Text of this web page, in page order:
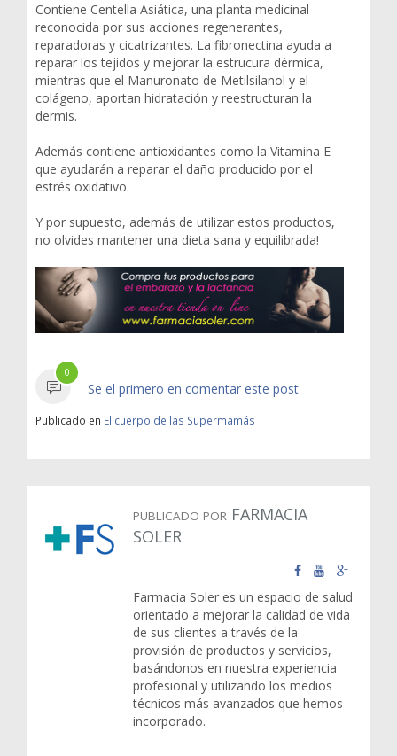
Contiene Centella Asiática, una planta medicinal
reconocida por sus acciones regenerantes,
reparadoras y cicatrizantes. La fibronectina ayuda a
reparar los tejidos y mejorar la estrucura dérmica,
mientras que el Manuronato de Metilsilanol y el
colágeno, aportan hidratación y reestructuran la
dermis.
Además contiene antioxidantes como la Vitamina E
que ayudarán a reparar el daño producido por el
estrés oxidativo.
Y por supuesto, además de utilizar estos productos,
no olvides mantener una dieta sana y equilibrada!
0
Se el primero en comentar este post
Publicado en El cuerpo de las Supermamás
PUBLICADO POR FARMACIA
SOLER
Farmacia Soler es un espacio de salud
orientado a mejorar la calidad de vida
de sus clientes a través de la
provisión de productos y servicios,
basándonos en nuestra experiencia
profesional y utilizando los medios
técnicos más avanzados que hemos
incorporado.